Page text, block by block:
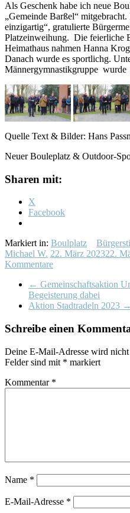
Als Geschenk habe ich neue
„Gemeinde Barßel“
einzigartig“, gratulierte
Platzeinweihung. Die feierliche
Heimathaus nahmen Hanna
Danach wurde es sportlichg.
Männergymnastikgruppe wurde
Quelle Text & Bilder: Hans
Neuer Bouleplatz & Outdoor-
Sharen mit:
X
Facebook
Markiert in: Boulplatz
Michael W. 22. März 202322.
Kommentare
← Gemeinschaftsaktion
Begeisterung dabei
Aktion Stadtradeln 2023 →
Schreibe einen
Deine E-Mail-Adresse wird
Felder sind mit * markiert
Kommentar *
Name *
E-Mail-Adresse *